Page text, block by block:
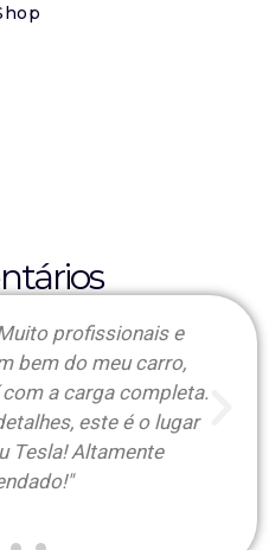
profissionalismo
que destaco para
com esta empresa."